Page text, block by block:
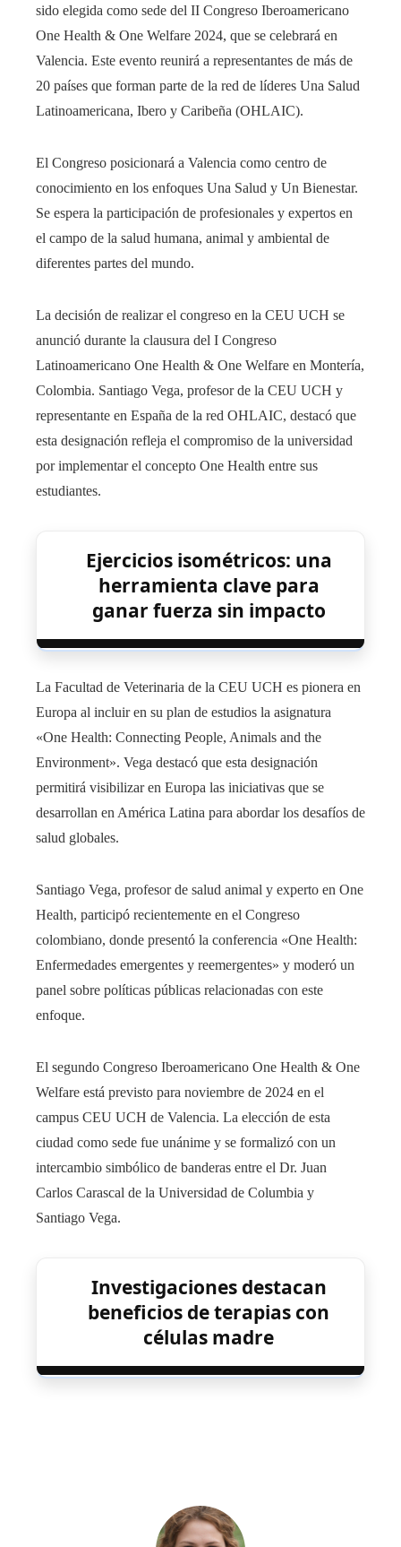
sido elegida como sede del II Congreso Iberoamericano
One Health & One Welfare 2024, que se celebrará en
Valencia. Este evento reunirá a representantes de más de
20 países que forman parte de la red de líderes Una Salud
Latinoamericana, Ibero y Caribeña (OHLAIC).
El Congreso posicionará a Valencia como centro de
conocimiento en los enfoques Una Salud y Un Bienestar.
Se espera la participación de profesionales y expertos en
el campo de la salud humana, animal y ambiental de
diferentes partes del mundo.
La decisión de realizar el congreso en la CEU UCH se
anunció durante la clausura del I Congreso
Latinoamericano One Health & One Welfare en Montería,
Colombia. Santiago Vega, profesor de la CEU UCH y
representante en España de la red OHLAIC, destacó que
esta designación refleja el compromiso de la universidad
por implementar el concepto One Health entre sus
estudiantes.
Ejercicios isométricos: una
herramienta clave para
ganar fuerza sin impacto
La Facultad de Veterinaria de la CEU UCH es pionera en
Europa al incluir en su plan de estudios la asignatura
«One Health: Connecting People, Animals and the
Environment». Vega destacó que esta designación
permitirá visibilizar en Europa las iniciativas que se
desarrollan en América Latina para abordar los desafíos de
salud globales.
Santiago Vega, profesor de salud animal y experto en One
Health, participó recientemente en el Congreso
colombiano, donde presentó la conferencia «One Health:
Enfermedades emergentes y reemergentes» y moderó un
panel sobre políticas públicas relacionadas con este
enfoque.
El segundo Congreso Iberoamericano One Health & One
Welfare está previsto para noviembre de 2024 en el
campus CEU UCH de Valencia. La elección de esta
ciudad como sede fue unánime y se formalizó con un
intercambio simbólico de banderas entre el Dr. Juan
Carlos Carascal de la Universidad de Columbia y
Santiago Vega.
Investigaciones destacan
beneficios de terapias con
células madre